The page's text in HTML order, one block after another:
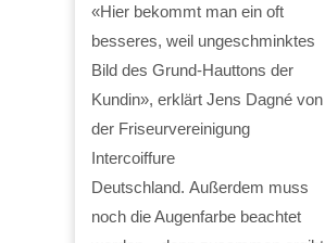
«Hier bekommt man ein oft
besseres, weil ungeschminktes
Bild des Grund-Hauttons der
Kundin», erklärt Jens Dagné von
der Friseurvereinigung
Intercoiffure
Deutschland. Außerdem muss
noch die Augenfarbe beachtet